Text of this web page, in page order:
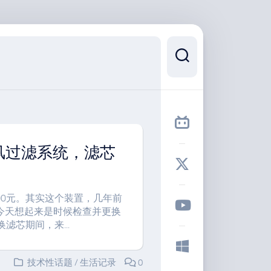
滤系统，滤芯
元。其实这个装置，几年前
想起来是时候检查并更换
滤芯期间，来...
技术性话题 / 生活记录 0